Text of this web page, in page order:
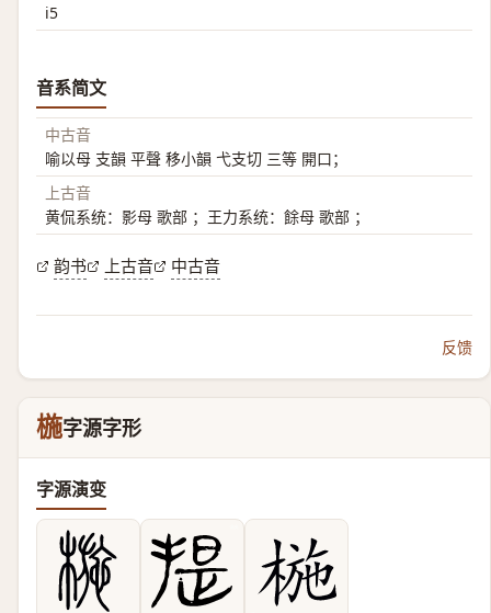
i5
音系简文
中古音
喻以母 支韻 平聲 移小韻 弋支切 三等 開口；
上古音
黄侃系统：影母 歌部 ；王力系统：餘母 歌部 ；
韵书 上古音 中古音
反馈
椸字源字形
字源演变